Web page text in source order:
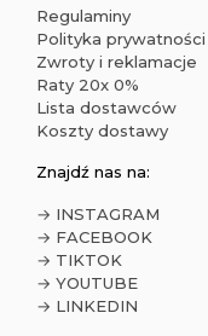
Regulaminy
Polityka
Zwroty i reklamacje
Raty 20x 0%
Lista dostawców
Koszty dostawy
Znajdź nas na:
→ INSTAGRAM
→ FACEBOOK
→ TIKTOK
→ YOUTUBE
→ LINKEDIN